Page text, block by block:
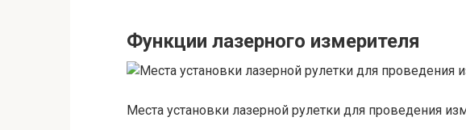
Функции лазерного измерителя
Места установки лазерной рулетки для проведения